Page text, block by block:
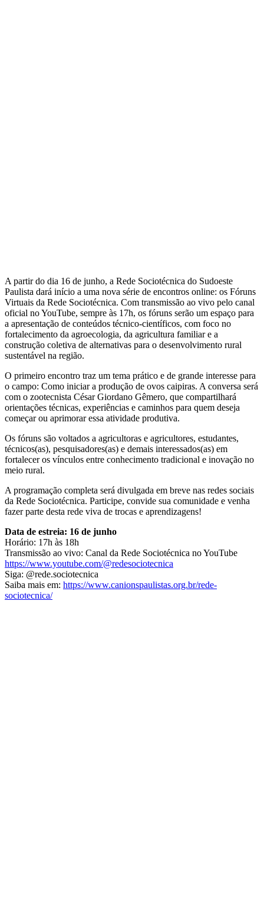
A partir do dia 16 de junho, a Rede Sociotécnica do Sudoeste
Paulista dará início a uma nova série de encontros online: os Fóruns
Virtuais da Rede Sociotécnica. Com transmissão ao vivo pelo canal
oficial no YouTube, sempre às 17h, os fóruns serão um espaço para
a apresentação de conteúdos técnico-científicos, com foco no
fortalecimento da agroecologia, da agricultura familiar e a
construção coletiva de alternativas para o desenvolvimento rural
sustentável na região.
O primeiro encontro traz um tema prático e de grande interesse para
o campo: Como iniciar a produção de ovos caipiras. A conversa será
com o zootecnista César Giordano Gêmero, que compartilhará
orientações técnicas, experiências e caminhos para quem deseja
começar ou aprimorar essa atividade produtiva.
Os fóruns são voltados a agricultoras e agricultores, estudantes,
técnicos(as), pesquisadores(as) e demais interessados(as) em
fortalecer os vínculos entre conhecimento tradicional e inovação no
meio rural.
A programação completa será divulgada em breve nas redes sociais
da Rede Sociotécnica. Participe, convide sua comunidade e venha
fazer parte desta rede viva de trocas e aprendizagens!
Data de estreia: 16 de junho
Horário: 17h às 18h
Transmissão ao vivo: Canal da Rede Sociotécnica no YouTube
https://www.youtube.com/@redesociotecnica
Siga: @rede.sociotecnica
Saiba mais em: https://www.canionspaulistas.org.br/rede-
sociotecnica/